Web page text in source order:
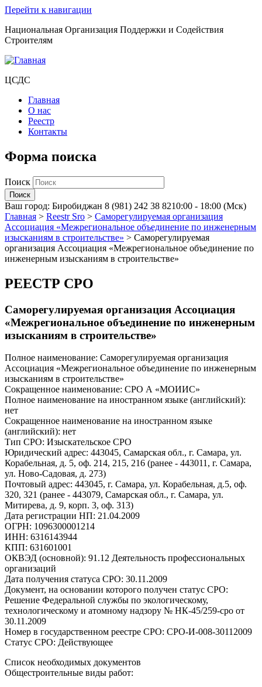
Перейти к навигации
Национальная Организация Поддержки и Содействия
Строителям
ЦСДС
Главная
О нас
Реестр
Контакты
Форма поиска
Поиск
Ваш город: Биробиджан 8 (981) 242 38 8210:00 - 18:00 (Мск)
Главная > Reestr Sro > Саморегулируемая организация
Ассоциация «Межрегиональное объединение по инженерным
изысканиям в строительстве» > Саморегулируемая
организация Ассоциация «Межрегиональное объединение по
инженерным изысканиям в строительстве»
РЕЕСТР СРО
Саморегулируемая организация Ассоциация
«Межрегиональное объединение по инженерным
изысканиям в строительстве»
Полное наименование: Саморегулируемая организация
Ассоциация «Межрегиональное объединение по инженерным
изысканиям в строительстве»
Сокращенное наименование: СРО А «МОИИС»
Полное наименование на иностранном языке (английский):
нет
Сокращенное наименование на иностранном языке
(английский): нет
Тип СРО: Изыскательское СРО
Юридический адрес: 443045, Самарская обл., г. Самара, ул.
Корабельная, д. 5, оф. 214, 215, 216 (ранее - 443011, г. Самара,
ул. Ново-Садовая, д. 273)
Почтовый адрес: 443045, г. Самара, ул. Корабельная, д.5, оф.
320, 321 (ранее - 443079, Самарская обл., г. Самара, ул.
Митирева, д. 9, корп. 3, оф. 313)
Дата регистрации НП: 21.04.2009
ОГРН: 1096300001214
ИНН: 6316143944
КПП: 631601001
ОКВЭД (основной): 91.12 Деятельность профессиональных
организаций
Дата получения статуса СРО: 30.11.2009
Документ, на основании которого получен статус СРО:
Решение Федеральной службы по экологическому,
технологическому и атомному надзору № НК-45/259-сро от
30.11.2009
Номер в государственном реестре СРО: СРО-И-008-30112009
Статус СРО: Действующее
Список необходимых документов
Общестроительные виды работ: